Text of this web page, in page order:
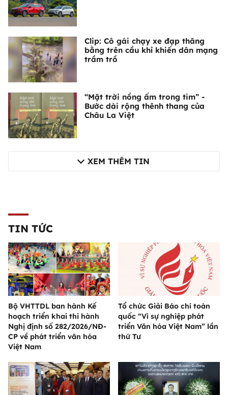
Clip: Cô gái chạy xe đạp thăng
bằng trên cầu khỉ khiến dân mạng
trầm trồ
“Mặt trời nồng ấm trong tim” -
Bước dài rộng thênh thang của
Châu La Việt
XEM THÊM TIN
TIN TỨC
Bộ VHTTDL ban hành Kế
hoạch triển khai thi hành
Nghị định số 282/2026/NĐ-
CP về phát triển văn hóa
Việt Nam
Tổ chức Giải Báo chí toàn
quốc “Vì sự nghiệp phát
triển Văn hóa Việt Nam” lần
thứ Tư